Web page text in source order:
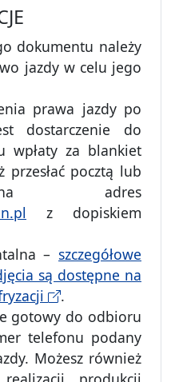
dokumentu należy
jazdy w celu jego
prawa jazdy po
dostarczenie do
wpłaty za blankiet
przesłać pocztą lub
adres
z dopiskiem
– szczegółowe
są dostępne na
.
gotowy do odbioru
telefonu podany
Możesz również